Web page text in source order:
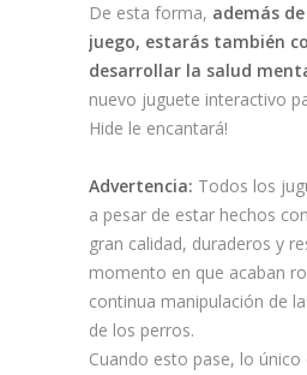
De esta forma, además
juego, estarás también
desarrollar la salud
nuevo juguete interactivo
Hide le encantará!
Advertencia: Todos los
a pesar de estar hechos
gran calidad, duraderos y
momento en que acaban
continua manipulación de
de los perros.
Cuando esto pase, lo único